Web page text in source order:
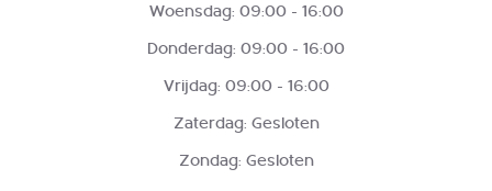
Woensdag: 09:00 - 16:00
Donderdag: 09:00 - 16:00
Vrijdag: 09:00 - 16:00
Zaterdag: Gesloten
Zondag: Gesloten